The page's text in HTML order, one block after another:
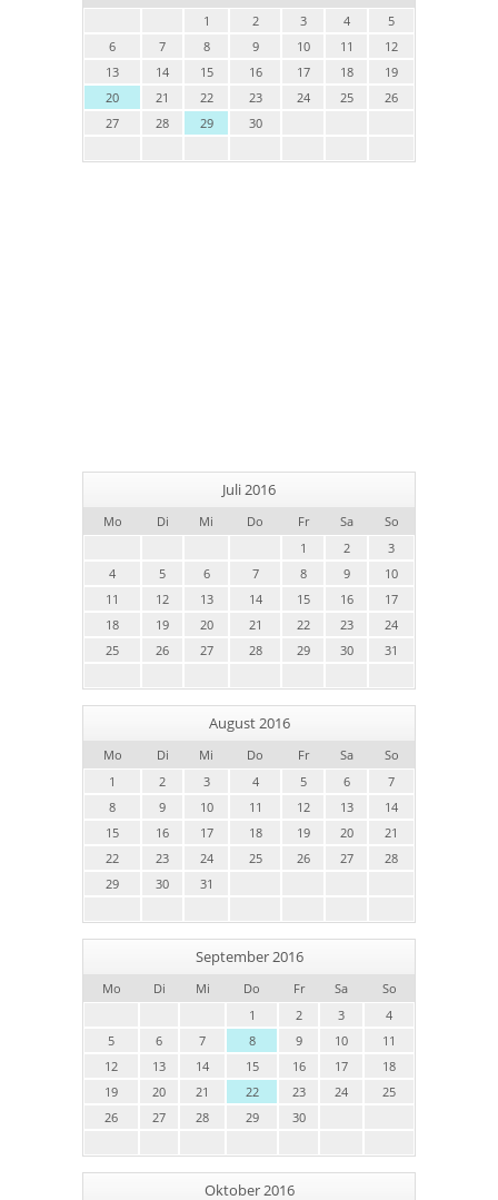
1
2 3 4
5
6
7 8 9 10 11
12
13
14 15 16 17 18
19
20
21 22 23 24 25
26
27
28 29 30
Juli 2016
Mo Di Mi Do Fr Sa
So
1
2
3
4
5 6 7 8 9
10
11
12 13 14 15 16
17
18
19 20 21 22 23
24
25
26 27 28 29 30 31
August 2016
Mo Di Mi Do Fr Sa
So
1
2 3 4 5 6
7
8
9 10 11 12 13
14
15
16 17 18 19 20
21
22
23 24 25 26 27
28
29
30 31
September 2016
Mo Di Mi Do Fr Sa
So
1
2 3
4
5
6 7 8 9 10
11
12
13 14 15 16 17
18
19
20 21 22 23 24
25
26
27 28 29 30
Oktober 2016